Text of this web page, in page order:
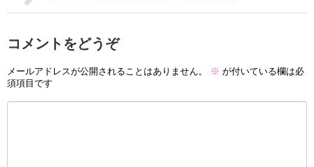
コメントをどうぞ
メールアドレスが公開されることはありません。 ※ が付いている欄は必
須項目です